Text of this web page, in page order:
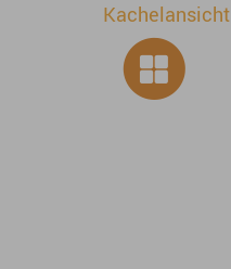
Kachelansicht